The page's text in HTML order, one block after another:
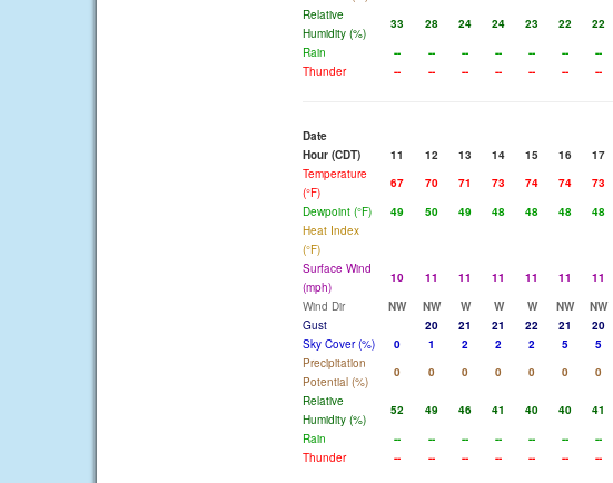
Relative
Humidity (%)
33 28 24 24 23 22 22
Rain
-- -- -- -- -- -- --
Thunder
-- -- -- -- -- -- --
Date
Hour (CDT)
11 12 13 14 15 16 17
Temperature
(°F)
67 70 71 73 74 74 73
Dewpoint (°F)
49 50 49 48 48 48 48
Heat Index
(°F)
Surface Wind
(mph)
10 11 11 11 11 11 11
Wind Dir
NW NW W W W NW NW
Gust
20 21 21 22 21 20
Sky Cover (%)
0 1 2 2 2 5 5
Precipitation
Potential (%)
0 0 0 0 0 0 0
Relative
Humidity (%)
52 49 46 41 40 40 41
Rain
-- -- -- -- -- -- --
Thunder
-- -- -- -- -- -- --